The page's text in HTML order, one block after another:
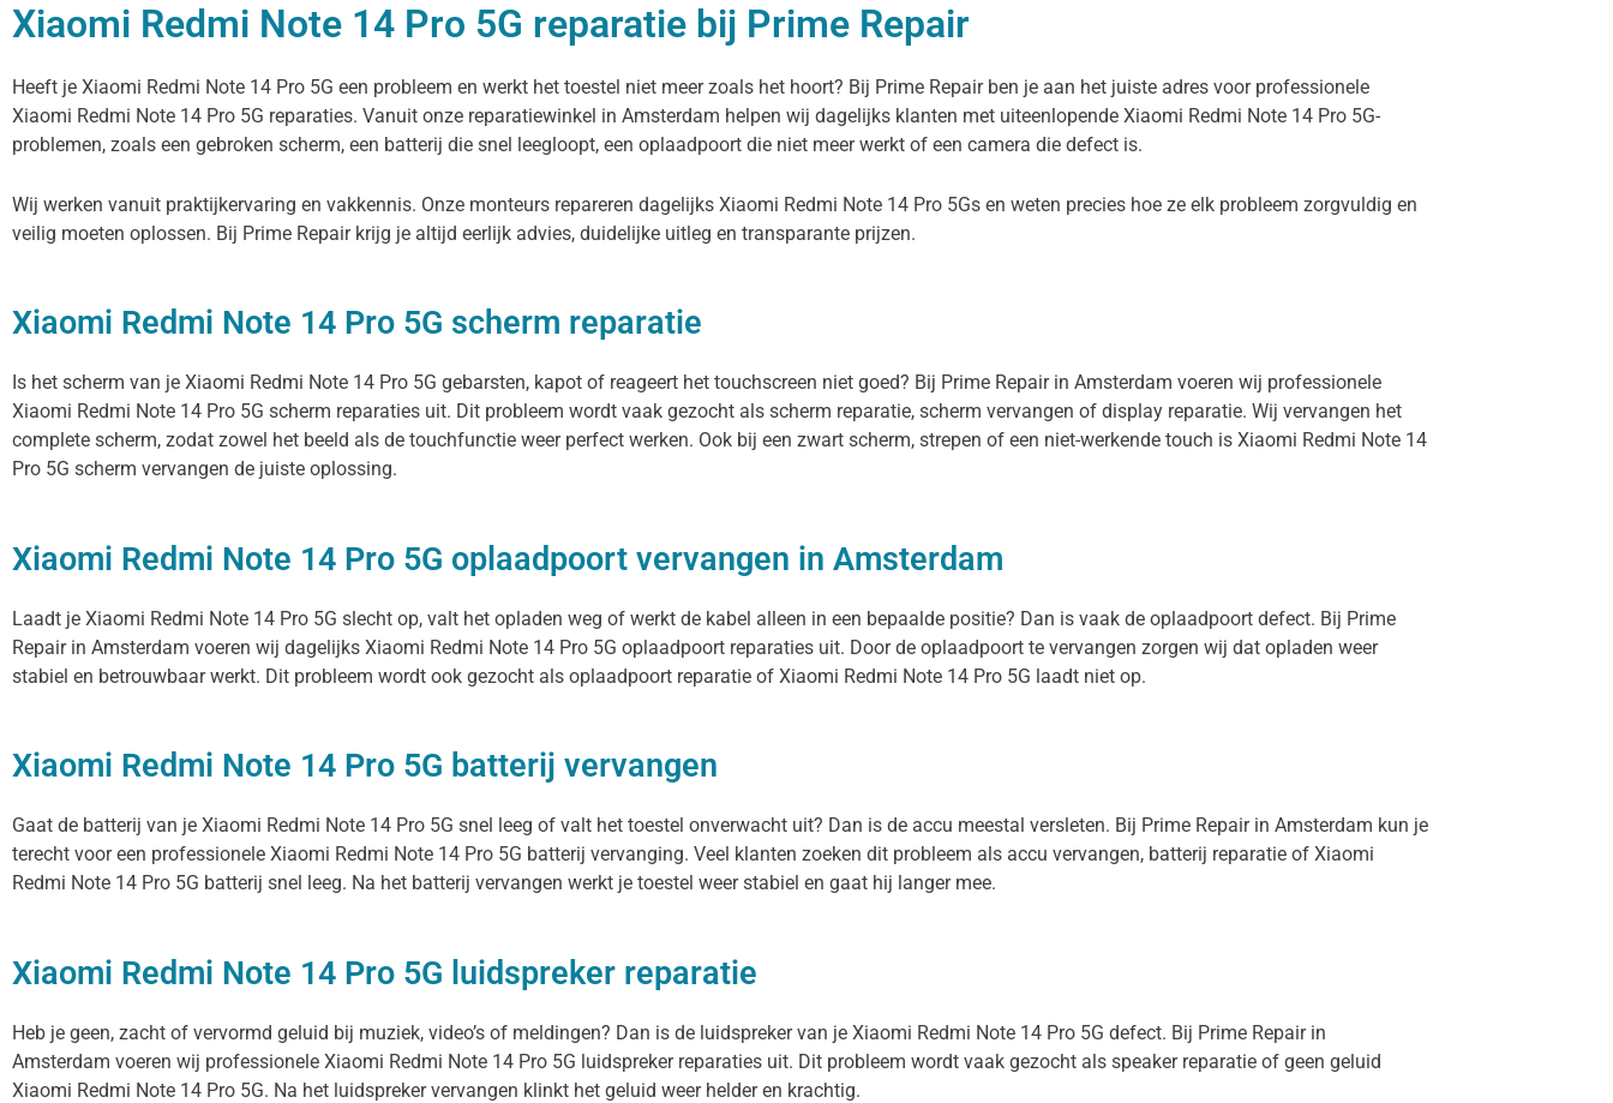
Xiaomi Redmi Note 14 Pro 5G reparatie bij Prime Repair
Heeft je Xiaomi Redmi Note 14 Pro 5G een probleem en werkt het toestel niet meer zoals het hoort? Bij Prime Repair ben je aan het juiste adres voor professionele
Xiaomi Redmi Note 14 Pro 5G reparaties. Vanuit onze reparatiewinkel in Amsterdam helpen wij dagelijks klanten met uiteenlopende Xiaomi Redmi Note 14 Pro 5G-
problemen, zoals een gebroken scherm, een batterij die snel leegloopt, een oplaadpoort die niet meer werkt of een camera die defect is.
Wij werken vanuit praktijkervaring en vakkennis. Onze monteurs repareren dagelijks Xiaomi Redmi Note 14 Pro 5Gs en weten precies hoe ze elk probleem zorgvuldig en
veilig moeten oplossen. Bij Prime Repair krijg je altijd eerlijk advies, duidelijke uitleg en transparante prijzen.
Xiaomi Redmi Note 14 Pro 5G scherm reparatie
Is het scherm van je Xiaomi Redmi Note 14 Pro 5G gebarsten, kapot of reageert het touchscreen niet goed? Bij Prime Repair in Amsterdam voeren wij professionele
Xiaomi Redmi Note 14 Pro 5G scherm reparaties uit. Dit probleem wordt vaak gezocht als scherm reparatie, scherm vervangen of display reparatie. Wij vervangen het
complete scherm, zodat zowel het beeld als de touchfunctie weer perfect werken. Ook bij een zwart scherm, strepen of een niet-werkende touch is Xiaomi Redmi Note 14
Pro 5G scherm vervangen de juiste oplossing.
Xiaomi Redmi Note 14 Pro 5G oplaadpoort vervangen in Amsterdam
Laadt je Xiaomi Redmi Note 14 Pro 5G slecht op, valt het opladen weg of werkt de kabel alleen in een bepaalde positie? Dan is vaak de oplaadpoort defect. Bij Prime
Repair in Amsterdam voeren wij dagelijks Xiaomi Redmi Note 14 Pro 5G oplaadpoort reparaties uit. Door de oplaadpoort te vervangen zorgen wij dat opladen weer
stabiel en betrouwbaar werkt. Dit probleem wordt ook gezocht als oplaadpoort reparatie of Xiaomi Redmi Note 14 Pro 5G laadt niet op.
Xiaomi Redmi Note 14 Pro 5G batterij vervangen
Gaat de batterij van je Xiaomi Redmi Note 14 Pro 5G snel leeg of valt het toestel onverwacht uit? Dan is de accu meestal versleten. Bij Prime Repair in Amsterdam kun je
terecht voor een professionele Xiaomi Redmi Note 14 Pro 5G batterij vervanging. Veel klanten zoeken dit probleem als accu vervangen, batterij reparatie of Xiaomi
Redmi Note 14 Pro 5G batterij snel leeg. Na het batterij vervangen werkt je toestel weer stabiel en gaat hij langer mee.
Xiaomi Redmi Note 14 Pro 5G luidspreker reparatie
Heb je geen, zacht of vervormd geluid bij muziek, video’s of meldingen? Dan is de luidspreker van je Xiaomi Redmi Note 14 Pro 5G defect. Bij Prime Repair in
Amsterdam voeren wij professionele Xiaomi Redmi Note 14 Pro 5G luidspreker reparaties uit. Dit probleem wordt vaak gezocht als speaker reparatie of geen geluid
Xiaomi Redmi Note 14 Pro 5G. Na het luidspreker vervangen klinkt het geluid weer helder en krachtig.